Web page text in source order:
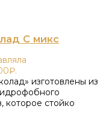
C микс
изготовлены из
которое стойко